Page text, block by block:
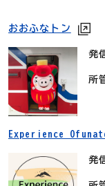
おおふなトン
発
所
Experience
発